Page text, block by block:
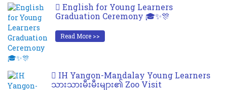
English for Young Learners
Graduation Ceremony 🎓✨🎊
Read More >>
IH Yangon-Mandalay Young Learners
သားသားမီးမီးများ၏ Zoo Visit